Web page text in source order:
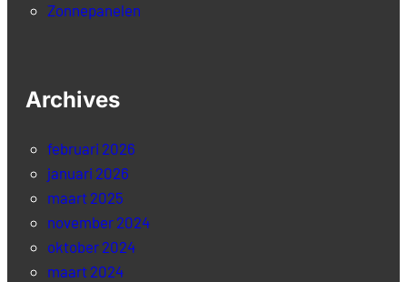
Zonnepanelen
Archives
februari 2026
januari 2026
maart 2025
november 2024
oktober 2024
maart 2024